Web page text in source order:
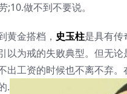
做不到不要说。
黄金搭档， 史玉柱是具有传
以为戒的失败典型。但无
出工资的时候也不离不弃
.